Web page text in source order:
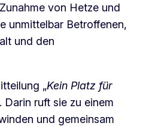
von Hetze und
unmittelbar Betroffenen,
und den
„Kein Platz für
Darin ruft sie zu einem
und gemeinsam